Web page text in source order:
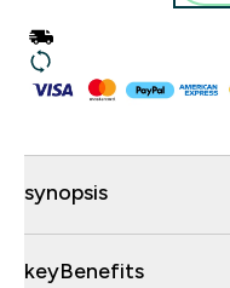
synopsis
keyBenefits